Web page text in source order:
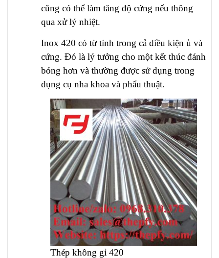
cũng có thể làm tăng độ cứng nếu thông
qua xử lý nhiệt.
Inox 420 có từ tính trong cả điều kiện ủ và
cứng. Đó là lý tưởng cho một kết thúc đánh
bóng hơn và thường được sử dụng trong
dụng cụ nha khoa và phẩu thuật.
Thép không gỉ 420